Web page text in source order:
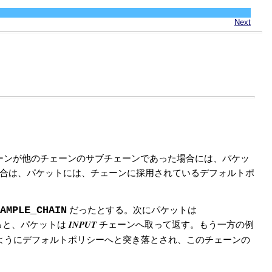
Next
が他のチェーンのサブチェーンであった場合には、パケッ
は、パケットには、チェーンに採用されているデフォルトポ
だったとする。次にパケットは
と、パケットはINPUTチェーンへ取って返す。もう一方の例
にデフォルトポリシーへと突き落とされ、このチェーンの